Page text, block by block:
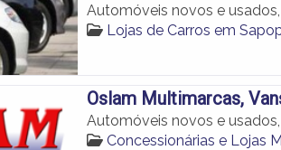
Automóveis novos e
Lojas de Carros em
Oslam Multimarcas,
Automóveis novos e
Concessionárias e Lojas